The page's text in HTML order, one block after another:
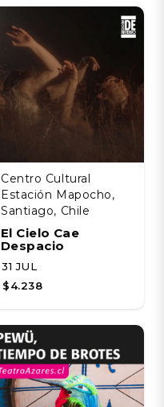
Centro Cultural
Estación Mapocho,
Santiago, Chile
El Cielo Cae
Despacio
31 JUL
$4.238